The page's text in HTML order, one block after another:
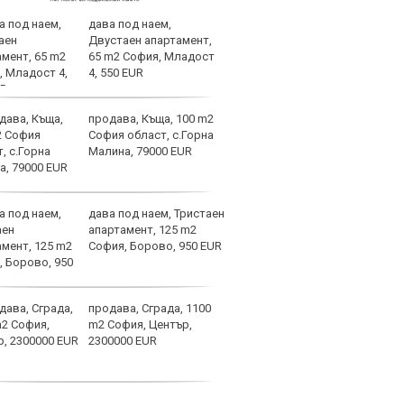
дава под наем,
Двустаен апартамент,
65 m2 София, Младост
4, 550 EUR
продава, Къща, 100 m2
София област, с.Горна
Малина, 79000 EUR
дава под наем, Тристаен
апартамент, 125 m2
София, Борово, 950 EUR
продава, Сграда, 1100
m2 София, Център,
2300000 EUR